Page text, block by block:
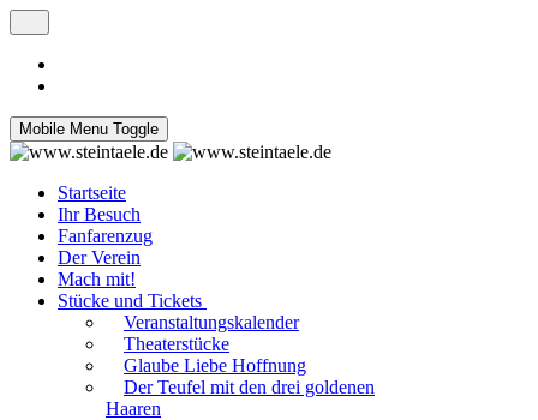
Mobile Menu Toggle
Startseite
Ihr Besuch
Fanfarenzug
Der Verein
Mach mit!
Stücke und Tickets
Veranstaltungskalender
Theaterstücke
Glaube Liebe Hoffnung
Der Teufel mit den drei goldenen
Haaren